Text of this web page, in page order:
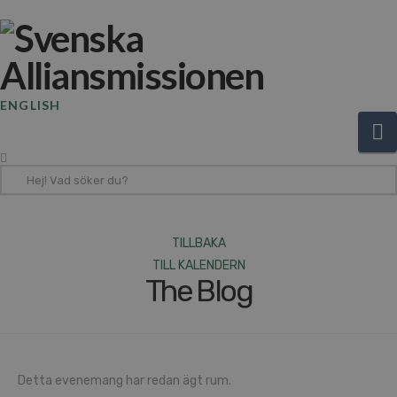
ENGLISH
TILLBAKA
TILL KALENDERN
The Blog
Detta evenemang har redan ägt rum.